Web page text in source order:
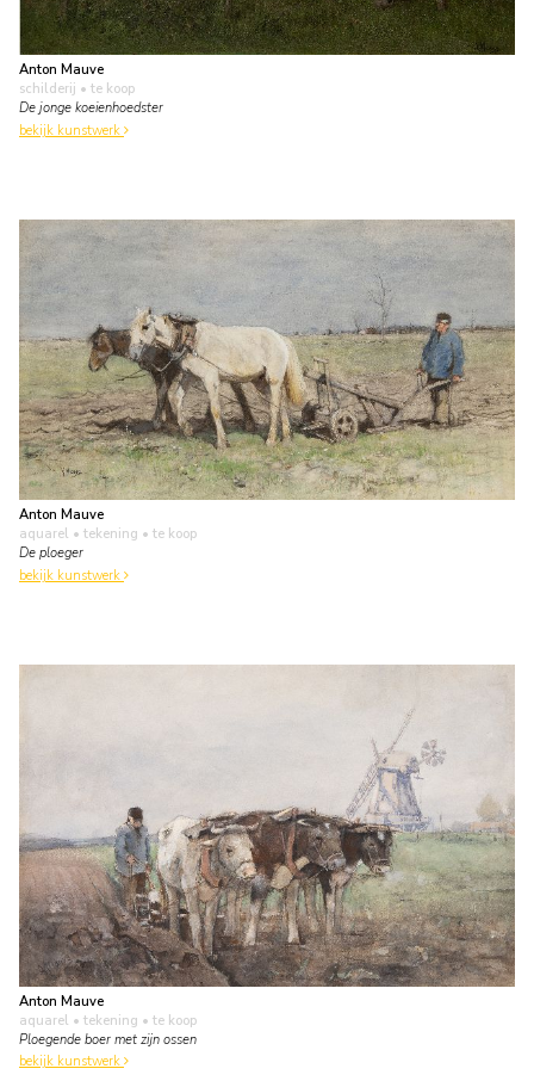
Anton Mauve
schilderij • te koop
De jonge koeienhoedster
bekijk kunstwerk
Anton Mauve
aquarel • tekening • te koop
De ploeger
bekijk kunstwerk
Anton Mauve
aquarel • tekening • te koop
Ploegende boer met zijn ossen
bekijk kunstwerk